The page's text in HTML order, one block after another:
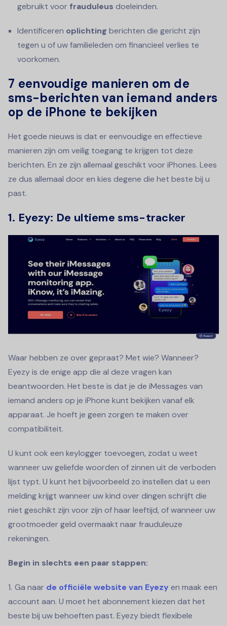
gebruikt voor frauduleus doeleinden.
Identificeren oplichting berichten die gericht zijn
tegen u of uw familieleden om financieel verlies te
voorkomen.
7 eenvoudige manieren om de
sms-berichten van iemand anders
op de iPhone te bekijken
Het goede nieuws is dat er eenvoudige en effectieve
manieren zijn om veilig toegang te krijgen tot deze
berichten. En ze zijn allemaal geschikt voor iPhones. Lees
ze dus allemaal door en kies degene die het beste bij u
past.
1. Eyezy: De ultieme sms-tracker
Waar hebben ze over gepraat? Met wie? Wanneer?
Eyezy is de enige app die al deze vragen kan
beantwoorden. Het beste is dat je de iMessages van
iemand anders op je iPhone kunt bekijken vanaf elk
apparaat. Je hoeft je geen zorgen te maken over
compatibiliteit.
U kunt ook een keylogger toevoegen, zodat u weet
wanneer uw geliefde woorden of zinnen uit de verboden
lijst typt. U kunt het bijvoorbeeld zo instellen dat u een
melding krijgt wanneer uw kind over dingen schrijft die
niet geschikt zijn voor zijn of haar leeftijd, of wanneer uw
grootmoeder geld overmaakt naar frauduleuze
rekeningen.
Begin in slechts een paar stappen:
Ga naar de officiële website van Eyezy en maak een
account aan. U moet het abonnement kiezen dat het
beste bij uw behoeften past. Eyezy biedt flexibele